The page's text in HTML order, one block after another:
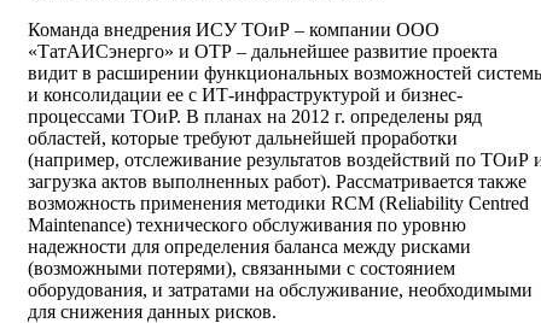
Команда внедрения ИСУ ТОиР – компании ООО
«ТатАИСэнерго» и ОТР – дальнейшее развитие проекта
видит в расширении функциональных возможностей
и консолидации ее с ИТ-инфраструктурой и бизнес-
процессами ТОиР. В планах на 2012 г. определены ряд
областей, которые требуют дальнейшей проработки
(например, отслеживание результатов воздействий по ТОиР
загрузка актов выполненных работ). Рассматривается также
возможность применения методики RCM (Reliability Centred
Maintenance) технического обслуживания по уровню
надежности для определения баланса между рисками
(возможными потерями), связанными с состоянием
оборудования, и затратами на обслуживание, необходимыми
для снижения данных рисков.